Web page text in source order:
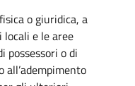
o giuridica, a
e le aree
possessori o di